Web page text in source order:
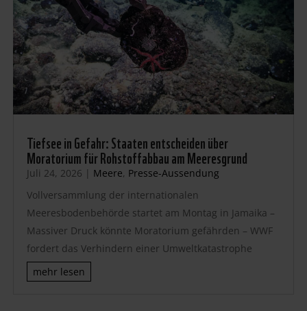
Tiefsee in Gefahr: Staaten entscheiden über
Moratorium für Rohstoffabbau am Meeresgrund
Juli 24, 2026 | Meere, Presse-Aussendung
Vollversammlung der internationalen
Meeresbodenbehörde startet am Montag in Jamaika –
Massiver Druck könnte Moratorium gefährden – WWF
fordert das Verhindern einer Umweltkatastrophe
mehr lesen